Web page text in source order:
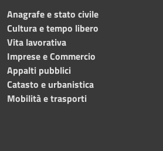
Anagrafe e stato civile
Cultura e tempo libero
Vita lavorativa
Imprese e Commercio
Appalti pubblici
Catasto e urbanistica
Mobilità e trasporti